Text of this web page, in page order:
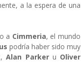
a la espera de una
a Cimmeria, el mundo
podría haber sido muy
,Alan Parkeru Oliver